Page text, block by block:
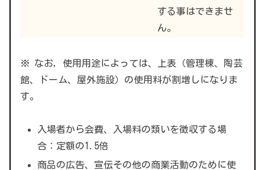
する事はできませ
ん。
※ なお，使用用途によっては、上表（管理棟、陶芸
館、ドーム、屋外施設）の使用料が割増しになりま
す。
入場者から会費、入場料の類いを徴収する場
合：定額の1.5倍
商品の広告、宣伝その他の商業活動のために使